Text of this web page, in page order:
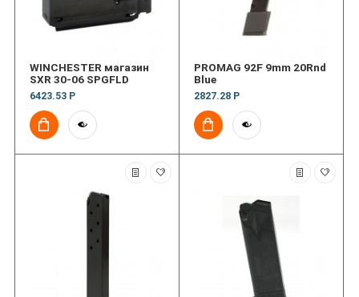
WINCHESTER магазин
SXR 30-06 SPGFLD
6423.53 Р
PROMAG 92F 9mm 20Rnd
Blue
2827.28 Р